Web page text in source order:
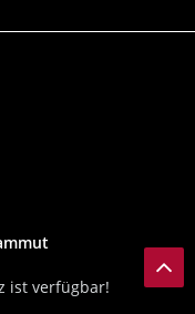
ist verfügbar!